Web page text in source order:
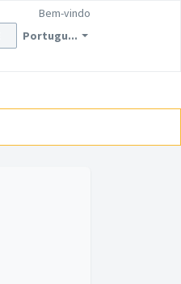
Portugu...
Bem-vindo